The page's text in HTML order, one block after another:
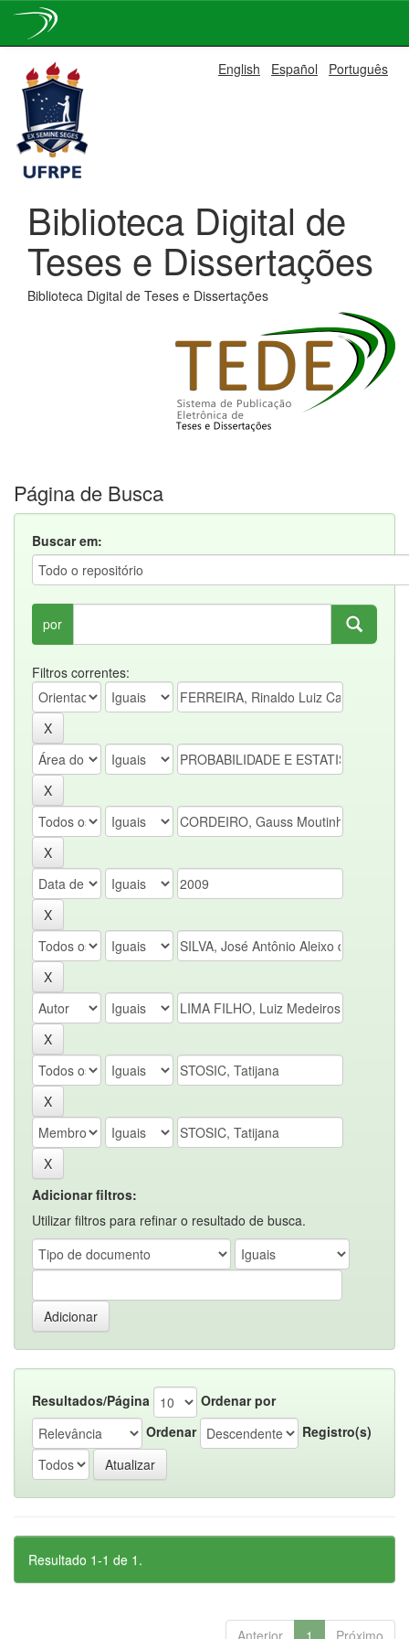
navigation
English Español Português
Biblioteca Digital de
Teses e Dissertações
Biblioteca Digital de Teses e Dissertações
Página de Busca
Buscar em:
por
Filtros correntes:
Adicionar filtros:
Utilizar filtros para refinar o resultado de busca.
Resultados/Página
Ordenar por
Ordenar
Registro(s)
Resultado 1-1 de 1.
Anterior 1 Próximo